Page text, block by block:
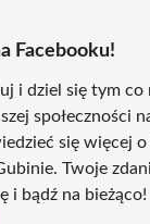
Facebooku!
i dziel się tym co
społeczności
się więcej
Twoje
i bądź na bieżąco!